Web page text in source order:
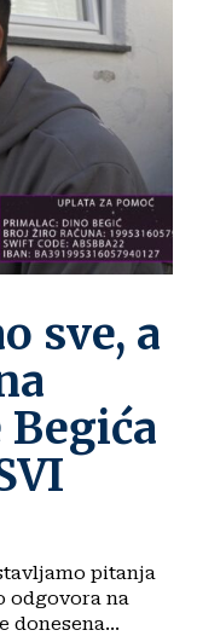
sve, a
pitanja
odgovora na
donesena...